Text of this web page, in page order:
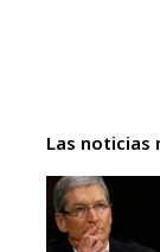
Las noticias